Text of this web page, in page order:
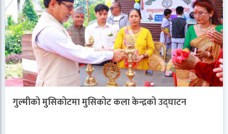
गुल्मीको मुसिकोटमा मुसिकोट कला केन्द्रको उद्घाटन